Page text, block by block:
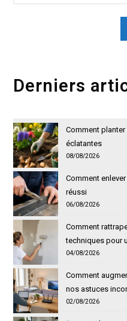
comment
l’URL
Derniers
Comment
éclatantes
08/08/2026
Comment
réussi
06/08/2026
Comment
techniques pour
04/08/2026
Comment
nos astuces
02/08/2026